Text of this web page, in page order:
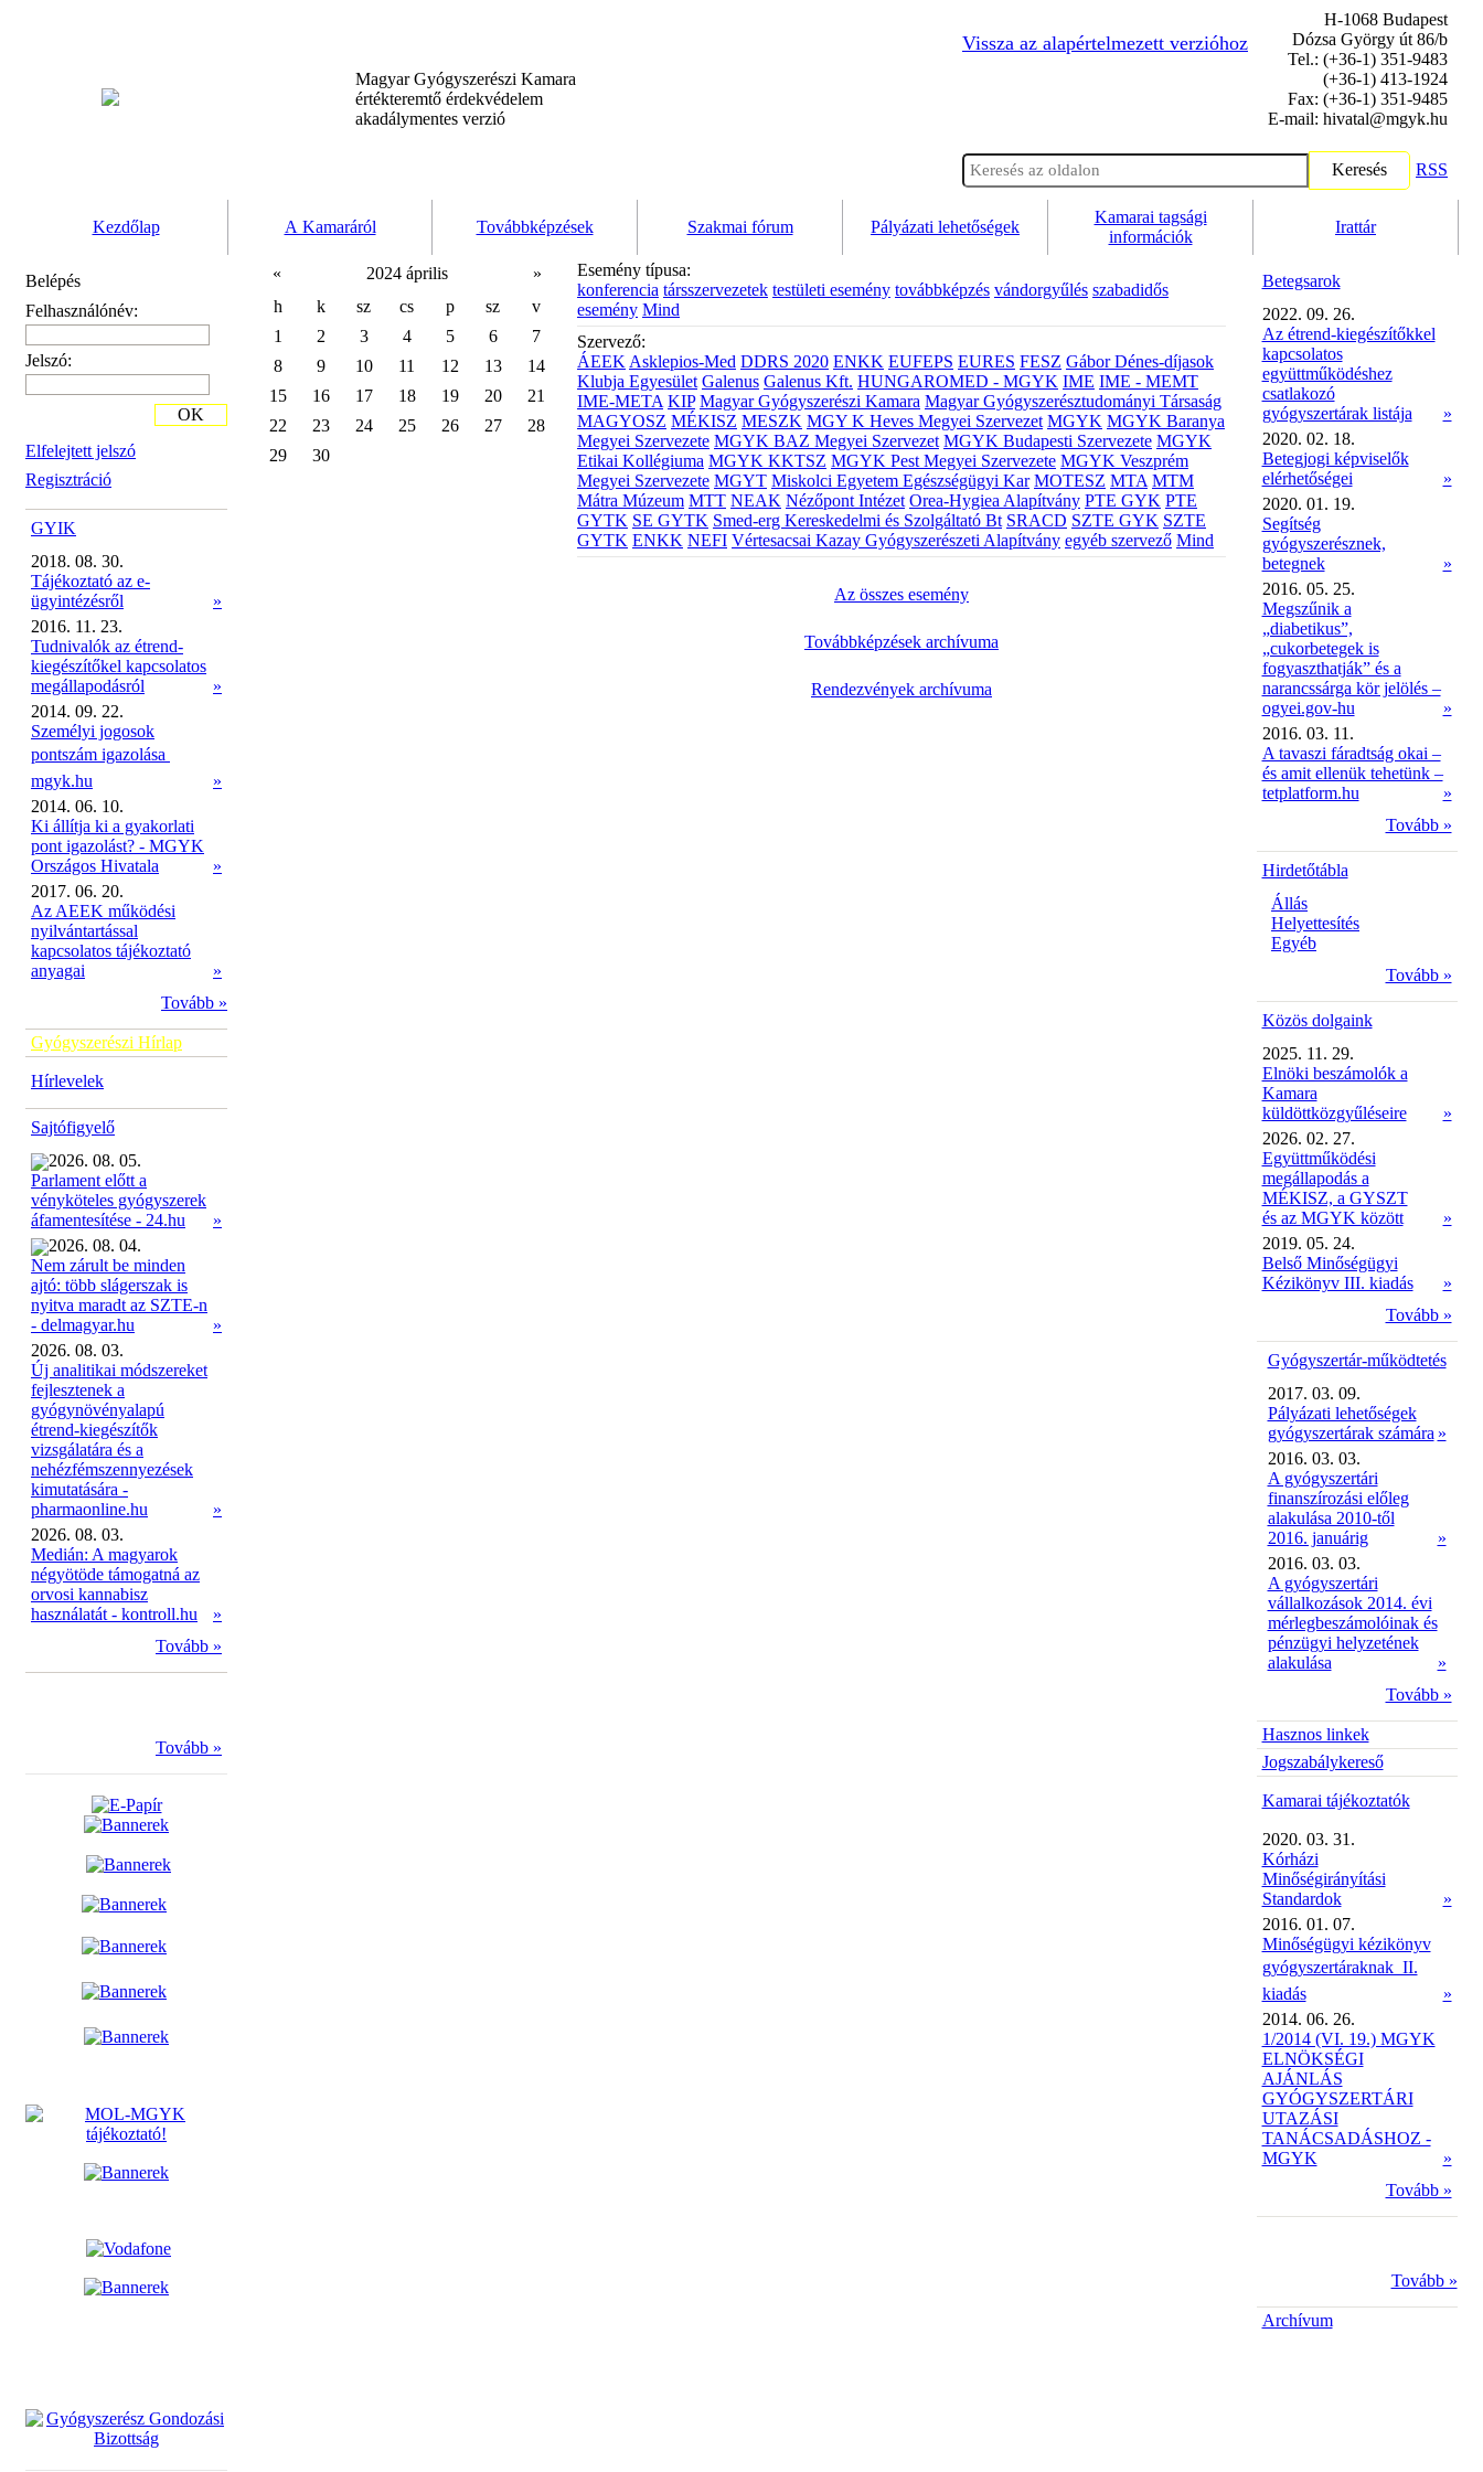
Magyar Gyógyszerészi Kamara
értékteremtő érdekvédelem
akadálymentes verzió
Vissza az alapértelmezett verzióhoz
H-1068 Budapest
Dózsa György út 86/b
Tel.: (+36-1) 351-9483
(+36-1) 413-1924
Fax: (+36-1) 351-9485
E-mail: hivatal@mgyk.hu
Keresés RSS
Kezdőlap A Kamaráról Továbbképzések Szakmai fórum Pályázati lehetőségek
Kamarai tagsági
információk
Irattár
Belépés
Felhasználónév:
Jelszó:
Elfelejtett jelszó
Regisztráció
OK
GYIK
2018. 08. 30.
Tájékoztató az e-
ügyintézésről
»
2016. 11. 23.
Tudnivalók az étrend-
kiegészítőkel kapcsolatos
megállapodásról
»
2014. 09. 22.
Személyi jogosok
pontszám igazolása 
mgyk.hu
»
2014. 06. 10.
Ki állítja ki a gyakorlati
pont igazolást? - MGYK
Országos Hivatala
»
2017. 06. 20.
Az AEEK működési
nyilvántartással
kapcsolatos tájékoztató
anyagai
»
Tovább »
Gyógyszerészi Hírlap
Hírlevelek
Sajtófigyelő
2026. 08. 05.
Parlament előtt a
vényköteles gyógyszerek
áfamentesítése - 24.hu
»
2026. 08. 04.
Nem zárult be minden
ajtó: több slágerszak is
nyitva maradt az SZTE-n
- delmagyar.hu
»
2026. 08. 03.
Új analitikai módszereket
fejlesztenek a
gyógynövényalapú
étrend-kiegészítők
vizsgálatára és a
nehézfémszennyezések
kimutatására -
pharmaonline.hu
»
2026. 08. 03.
Medián: A magyarok
négyötöde támogatná az
orvosi kannabisz
használatát - kontroll.hu
»
Tovább »
Tovább »
« 2024 április
»
h
k sz cs p sz
v
1
2 3 4 5 6
7
8
9 10 11 12 13
14
15
16 17 18 19 20
21
22
23 24 25 26 27
28
29
30
Esemény típusa:
konferencia társszervezetek testületi esemény továbbképzés vándorgyűlés szabadidős
esemény Mind
Szervező:
ÁEEK Asklepios-Med DDRS 2020 ENKK EUFEPS EURES FESZ Gábor Dénes-díjasok
Klubja Egyesület Galenus Galenus Kft. HUNGAROMED - MGYK IME IME - MEMT
IME-META KIP Magyar Gyógyszerészi Kamara Magyar Gyógyszerésztudományi Társaság
MAGYOSZ MÉKISZ MESZK MGY K Heves Megyei Szervezet MGYK MGYK Baranya
Megyei Szervezete MGYK BAZ Megyei Szervezet MGYK Budapesti Szervezete MGYK
Etikai Kollégiuma MGYK KKTSZ MGYK Pest Megyei Szervezete MGYK Veszprém
Megyei Szervezete MGYT Miskolci Egyetem Egészségügyi Kar MOTESZ MTA MTM
Mátra Múzeum MTT NEAK Nézőpont Intézet Orea-Hygiea Alapítvány PTE GYK PTE
GYTK SE GYTK Smed-erg Kereskedelmi és Szolgáltató Bt SRACD SZTE GYK SZTE
GYTK ENKK NEFI Vértesacsai Kazay Gyógyszerészeti Alapítvány egyéb szervező Mind
Az összes esemény
Továbbképzések archívuma
Rendezvények archívuma
Betegsarok
2022. 09. 26.
Az étrend-kiegészítőkkel
kapcsolatos
együttműködéshez
csatlakozó
gyógyszertárak listája
»
2020. 02. 18.
Betegjogi képviselők
elérhetőségei
»
2020. 01. 19.
Segítség
gyógyszerésznek,
betegnek
»
2016. 05. 25.
Megszűnik a
„diabetikus”,
„cukorbetegek is
fogyaszthatják” és a
narancssárga kör jelölés –
ogyei.gov-hu
»
2016. 03. 11.
A tavaszi fáradtság okai –
és amit ellenük tehetünk –
tetplatform.hu
»
Tovább »
Hirdetőtábla
Állás
Helyettesítés
Egyéb
Tovább »
Közös dolgaink
2025. 11. 29.
Elnöki beszámolók a
Kamara
küldöttközgyűléseire
»
2026. 02. 27.
Együttműködési
megállapodás a
MÉKISZ, a GYSZT
és az MGYK között
»
2019. 05. 24.
Belső Minőségügyi
Kézikönyv III. kiadás
»
Tovább »
Gyógyszertár-működtetés
2017. 03. 09.
Pályázati lehetőségek
gyógyszertárak számára »
2016. 03. 03.
A gyógyszertári
finanszírozási előleg
alakulása 2010-től
2016. januárig
»
2016. 03. 03.
A gyógyszertári
vállalkozások 2014. évi
mérlegbeszámolóinak és
pénzügyi helyzetének
alakulása
»
Tovább »
Hasznos linkek
Jogszabálykereső
Kamarai tájékoztatók
2020. 03. 31.
Kórházi
Minőségirányítási
Standardok
»
2016. 01. 07.
Minőségügyi kézikönyv
gyógyszertáraknak  II.
kiadás
»
2014. 06. 26.
1/2014 (VI. 19.) MGYK
ELNÖKSÉGI
AJÁNLÁS
GYÓGYSZERTÁRI
UTAZÁSI
TANÁCSADÁSHOZ -
MGYK
»
Tovább »
Tovább »
Archívum